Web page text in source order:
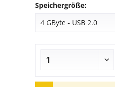
Speichergröße: